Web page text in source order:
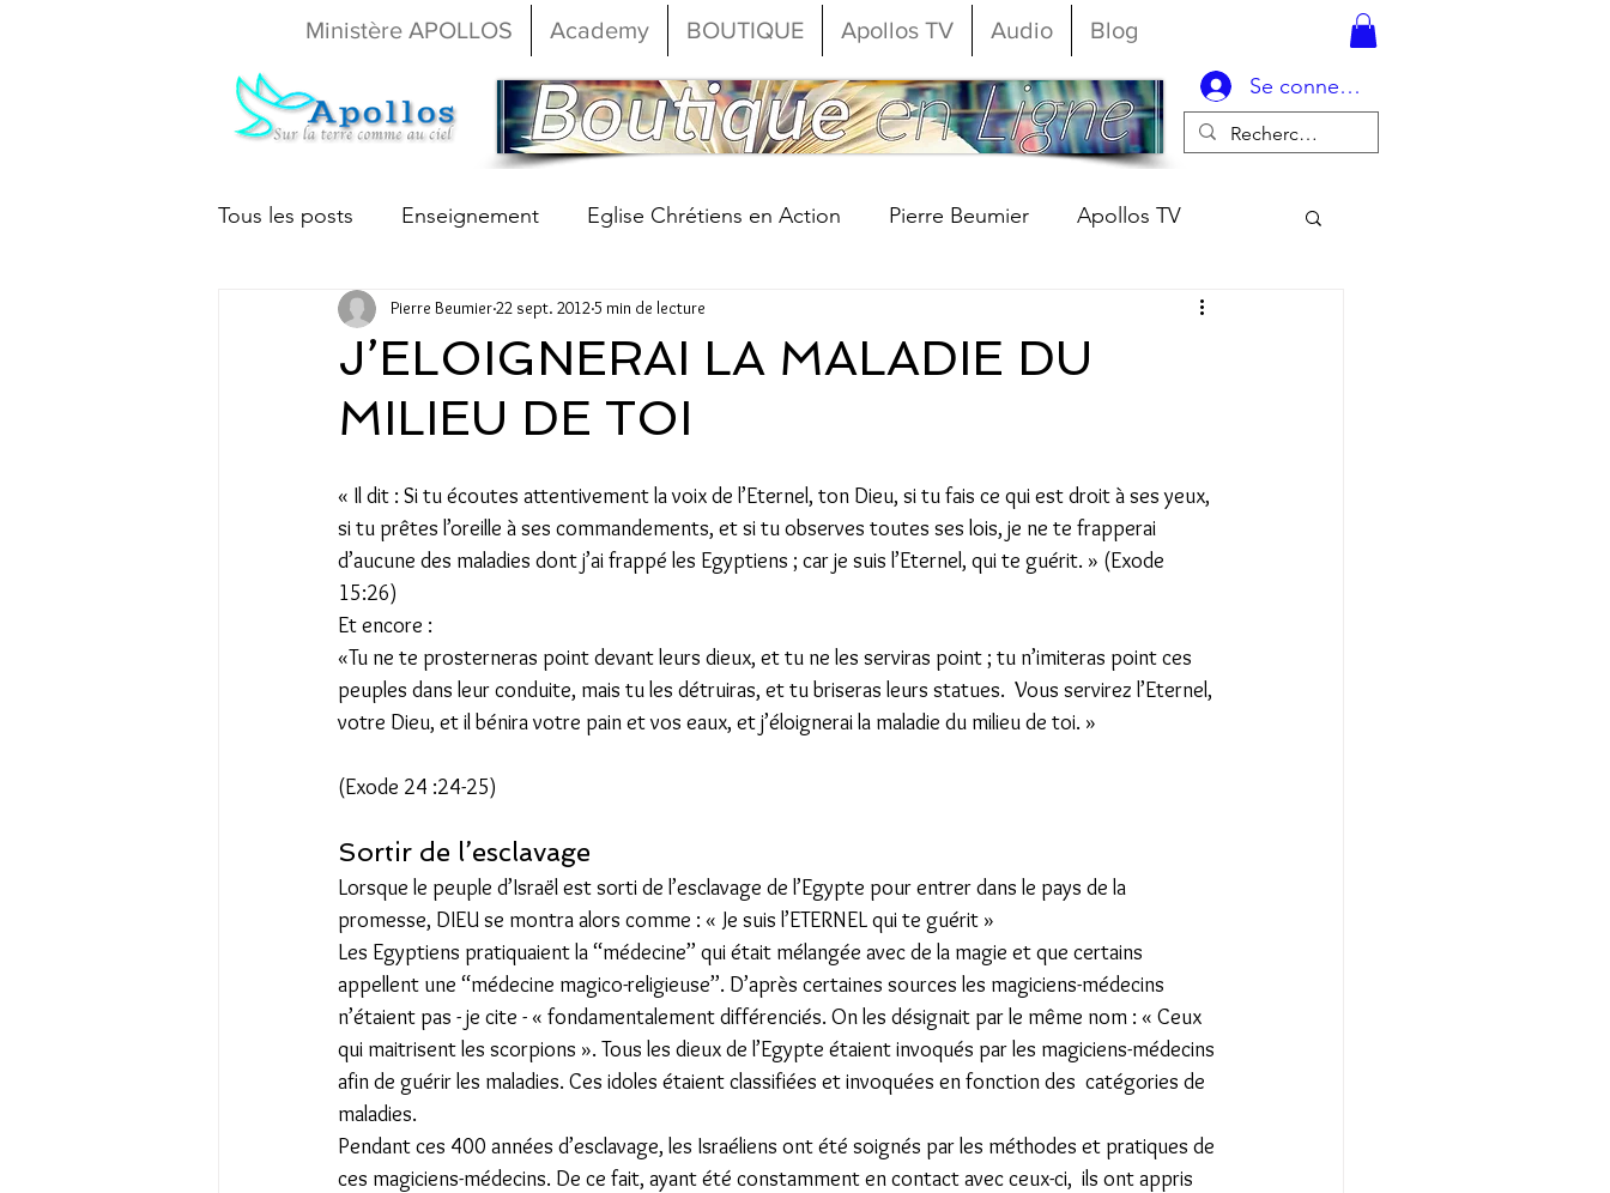
Ministère APOLLOS Academy BOUTIQUE Apollos TV Audio Blog
Se connecter
Tous les posts Enseignement Eglise Chrétiens en Action Pierre Beumier Apollos TV
Christine Beumier Nathanaël Beumier
J’ELOIGNERAI LA MALADIE DU
MILIEU DE TOI
Pierre Beumier22 sept. 20125 min de lecture
« Il dit : Si tu écoutes attentivement la voix de l’Eternel, ton Dieu, si tu fais ce qui est droit à ses yeux,
si tu prêtes l’oreille à ses commandements, et si tu observes toutes ses lois, je ne te frapperai
d’aucune des maladies dont j’ai frappé les Egyptiens ; car je suis l’Eternel, qui te guérit. » (Exode
15:26)
Et encore :
«Tu ne te prosterneras point devant leurs dieux, et tu ne les serviras point ; tu n’imiteras point ces
peuples dans leur conduite, mais tu les détruiras, et tu briseras leurs statues.  Vous servirez l’Eternel,
votre Dieu, et il bénira votre pain et vos eaux, et j’éloignerai la maladie du milieu de toi. »
(Exode 24 :24-25)
Sortir de l’esclavage
Lorsque le peuple d’Israël est sorti de l’esclavage de l’Egypte pour entrer dans le pays de la
promesse, DIEU se montra alors comme : « Je suis l’ETERNEL qui te guérit »
Les Egyptiens pratiquaient la ‘‘médecine’’ qui était mélangée avec de la magie et que certains
appellent une ‘‘médecine magico-religieuse’’. D’après certaines sources les magiciens-médecins
n’étaient pas - je cite - « fondamentalement différenciés. On les désignait par le même nom : « Ceux
qui maitrisent les scorpions ». Tous les dieux de l’Egypte étaient invoqués par les magiciens-médecins
afin de guérir les maladies. Ces idoles étaient classifiées et invoquées en fonction des  catégories de
maladies.
Pendant ces 400 années d’esclavage, les Israéliens ont été soignés par les méthodes et pratiques de
ces magiciens-médecins. De ce fait, ayant été constamment en contact avec ceux-ci,  ils ont appris